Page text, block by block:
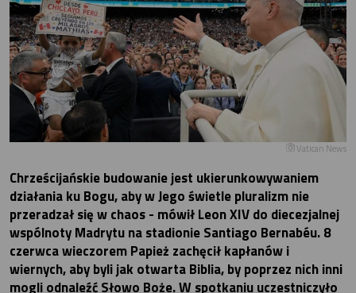
Vatican News
Chrześcijańskie budowanie jest ukierunkowywaniem
działania ku Bogu, aby w Jego świetle pluralizm nie
przeradzał się w chaos - mówił Leon XIV do diecezjalnej
wspólnoty Madrytu na stadionie Santiago Bernabéu. 8
czerwca wieczorem Papież zachęcił kapłanów i
wiernych, aby byli jak otwarta Biblia, by poprzez nich inni
mogli odnaleźć Słowo Boże. W spotkaniu uczestniczyło